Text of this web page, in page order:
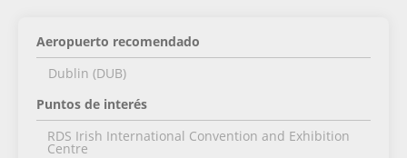
Aeropuerto recomendado
Dublin (DUB)
Puntos de interés
RDS Irish International Convention and Exhibition
Centre